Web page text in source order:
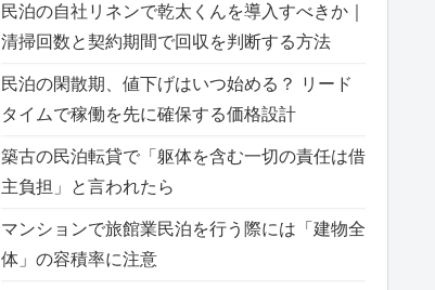
民泊の自社リネンで乾太くんを導入すべきか｜
清掃回数と契約期間で回収を判断する方法
民泊の閑散期、値下げはいつ始める？ リード
タイムで稼働を先に確保する価格設計
築古の民泊転貸で「躯体を含む一切の責任は借
主負担」と言われたら
マンションで旅館業民泊を行う際には「建物全
体」の容積率に注意